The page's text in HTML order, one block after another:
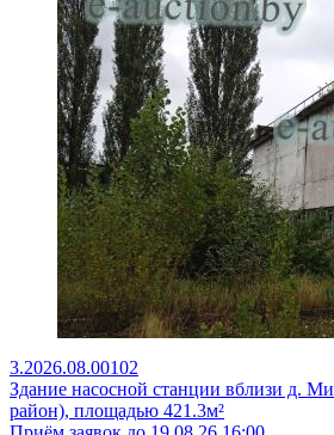
3.2026.08.00102
Здание насосной станции вблизи д.
район), площадью 421.3м²